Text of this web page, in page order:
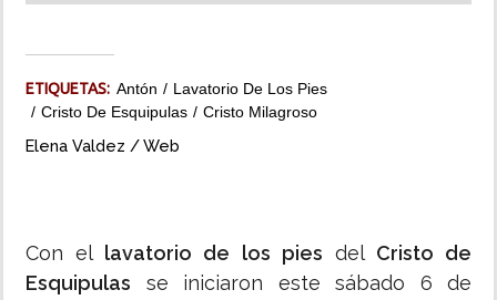
ETIQUETAS: Antón
Lavatorio De Los Pies
Cristo De Esquipulas
Cristo Milagroso
Elena Valdez / Web
Con el lavatorio de los pies del Cristo de
Esquipulas se iniciaron este sábado 6 de